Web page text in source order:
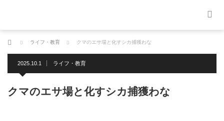
ホーム ライフ・教育 クマのエサ場と化すシカ捕獲わな
2025.10.1 ライフ・教育
クマのエサ場と化すシカ捕獲わな